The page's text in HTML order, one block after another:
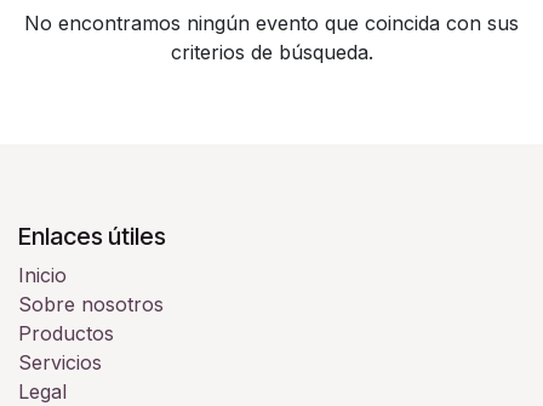
No encontramos ningún evento que coincida con sus
criterios de búsqueda.
Enlaces útiles
Inicio
Sobre nosotros
Productos
Servicios
Legal